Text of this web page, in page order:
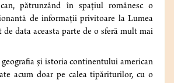
pătrunzând în spațiul românesc o
de informații privitoare la Lumea
de data aceasta parte de o sferă mult mai
și istoria continentului american
acum doar pe calea tipăriturilor, cu o